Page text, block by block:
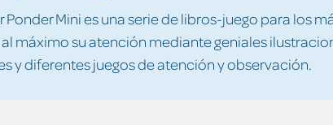
Ponder Mini es una serie de libros-juego para los
máximo su atención mediante geniales
y diferentes juegos de atención y observación.